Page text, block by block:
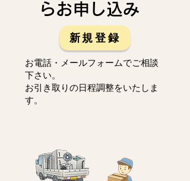
らお申し込み
新規登録
お電話・メールフォームでご相談
下さい。
お引き取りの日程調整をいたしま
す。